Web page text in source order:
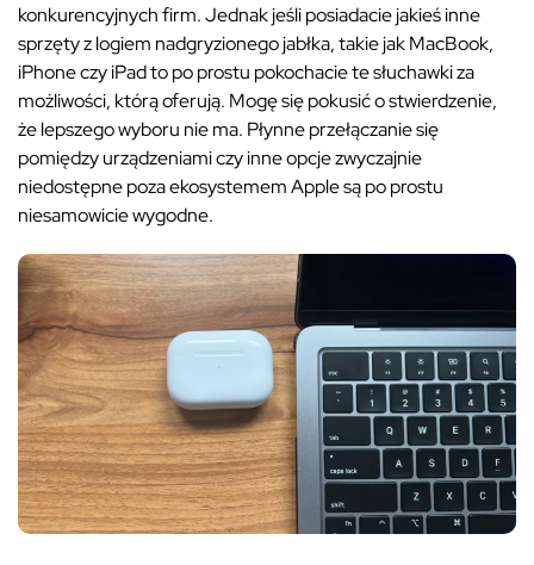
konkurencyjnych firm. Jednak jeśli posiadacie jakieś inne
sprzęty z logiem nadgryzionego jabłka, takie jak MacBook,
iPhone czy iPad to po prostu pokochacie te słuchawki za
możliwości, którą oferują. Mogę się pokusić o stwierdzenie,
że lepszego wyboru nie ma. Płynne przełączanie się
pomiędzy urządzeniami czy inne opcje zwyczajnie
niedostępne poza ekosystemem Apple są po prostu
niesamowicie wygodne.